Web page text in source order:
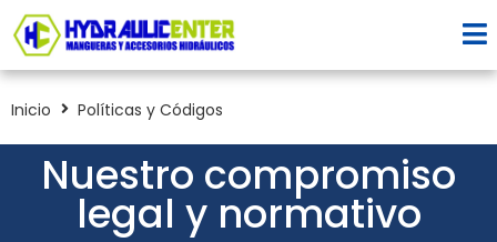
Inicio Políticas y Códigos
Nuestro compromiso
legal y normativo